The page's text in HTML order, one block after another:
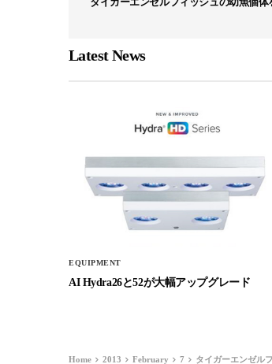
Latest News
EQUIPMENT
AI Hydra26と52が大幅アップグレード
Home 2013 February 7 タイガーエンゼル